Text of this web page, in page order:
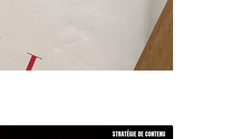
STRATÉGIE DE CONTENU